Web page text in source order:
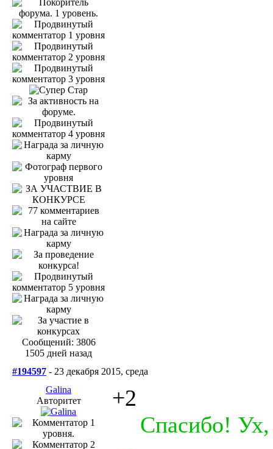
Сообщений: 3806
1505 дней назад
#194597 - 23 декабря 2015, среда
Galina
Авторитет
+2
Спасибо! Ух,